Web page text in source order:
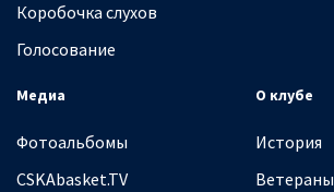
Коробочка слухов
Голосование
Медиа
Фотоальбомы
CSKAbasket.TV
О клубе
История
Ветераны